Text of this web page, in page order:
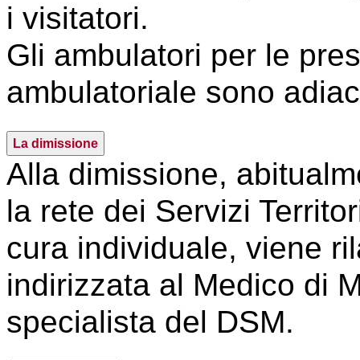
i visitatori.
Gli ambulatori per le
ambulatoriale sono
La dimissione
Alla dimissione,
la rete dei Servizi
cura individuale, viene
indirizzata al Medico di
specialista del DSM.